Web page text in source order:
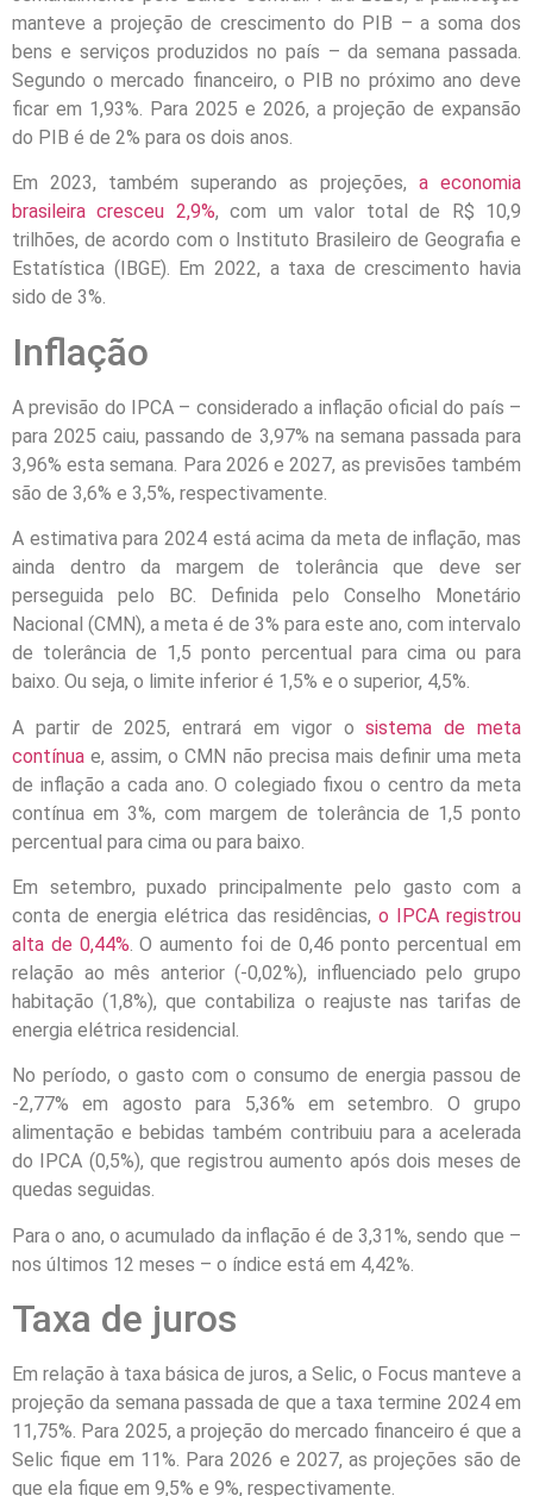
manteve a projeção de crescimento do PIB – a soma dos
bens e serviços produzidos no país – da semana passada.
Segundo o mercado financeiro, o PIB no próximo ano deve
ficar em 1,93%. Para 2025 e 2026, a projeção de expansão
do PIB é de 2% para os dois anos.
Em 2023, também superando as projeções, a economia
brasileira cresceu 2,9%, com um valor total de R$ 10,9
trilhões, de acordo com o Instituto Brasileiro de Geografia e
Estatística (IBGE). Em 2022, a taxa de crescimento havia
sido de 3%.
Inflação
A previsão do IPCA – considerado a inflação oficial do país –
para 2025 caiu, passando de 3,97% na semana passada para
3,96% esta semana. Para 2026 e 2027, as previsões também
são de 3,6% e 3,5%, respectivamente.
A estimativa para 2024 está acima da meta de inflação, mas
ainda dentro da margem de tolerância que deve ser
perseguida pelo BC. Definida pelo Conselho Monetário
Nacional (CMN), a meta é de 3% para este ano, com intervalo
de tolerância de 1,5 ponto percentual para cima ou para
baixo. Ou seja, o limite inferior é 1,5% e o superior, 4,5%.
A partir de 2025, entrará em vigor osistema de meta
contínua e, assim, o CMN não precisa mais definir uma meta
de inflação a cada ano. O colegiado fixou o centro da meta
contínua em 3%, com margem de tolerância de 1,5 ponto
percentual para cima ou para baixo.
Em setembro, puxado principalmente pelo gasto com a
conta de energia elétrica das residências, o IPCA registrou
alta de 0,44%. O aumento foi de 0,46 ponto percentual em
relação ao mês anterior (-0,02%), influenciado pelo grupo
habitação (1,8%), que contabiliza o reajuste nas tarifas de
energia elétrica residencial.
No período, o gasto com o consumo de energia passou de
-2,77% em agosto para 5,36% em setembro. O grupo
alimentação e bebidas também contribuiu para a acelerada
do IPCA (0,5%), que registrou aumento após dois meses de
quedas seguidas.
Para o ano, o acumulado da inflação é de 3,31%, sendo que –
nos últimos 12 meses – o índice está em 4,42%.
Taxa de juros
Em relação à taxa básica de juros, a Selic, o Focus manteve a
projeção da semana passada de que a taxa termine 2024 em
11,75%. Para 2025, a projeção do mercado financeiro é que a
Selic fique em 11%. Para 2026 e 2027, as projeções são de
que ela fique em 9,5% e 9%, respectivamente.